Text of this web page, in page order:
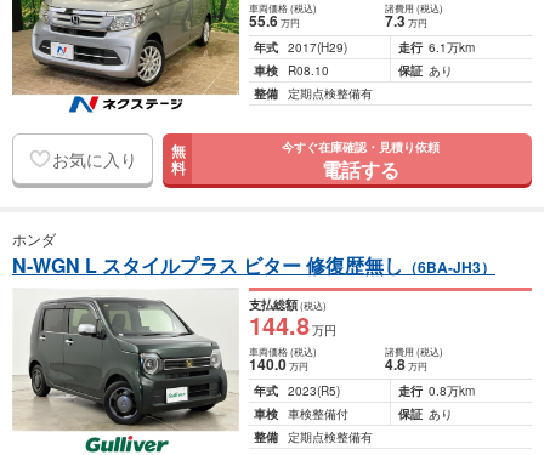
車両価格(税込)
55.6万円
諸費用 (税込)
7.3 万円
年式 2017(H29) 走行 6.1万km
車検
R08.10 保証 あり
整備 定期点検整備有
お気に入り 無
料
今すぐ在庫確認・見積り依頼
電話する
ホンダ
N-WGN L スタイルプラス ビター 修復歴無し （6BA-JH3）
支払総額(税込)
144.8万円
車両価格(税込)
140.0万円
諸費用 (税込)
4.8 万円
年式 2023(R5) 走行 0.8万km
車検 車検整備付 保証 あり
整備 定期点検整備有